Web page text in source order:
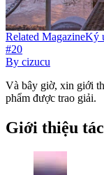
Related MagazineKý
#20
By cizucu
Và bây giờ, xin giới
phẩm được trao giải.
Giới thiệu